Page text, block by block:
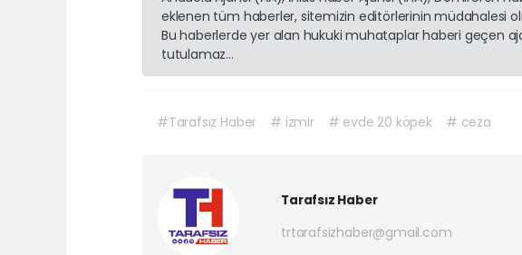
eklenen tüm haberler, sitemizin editörlerinin müdahalesi
Bu haberlerde yer alan hukuki muhataplar haberi geçen
tutulamaz...
#Tarafsız Haber # izmir # evde 20 köpek # ceza
Tarafsız Haber
trtarafsizhaber@gmail.com